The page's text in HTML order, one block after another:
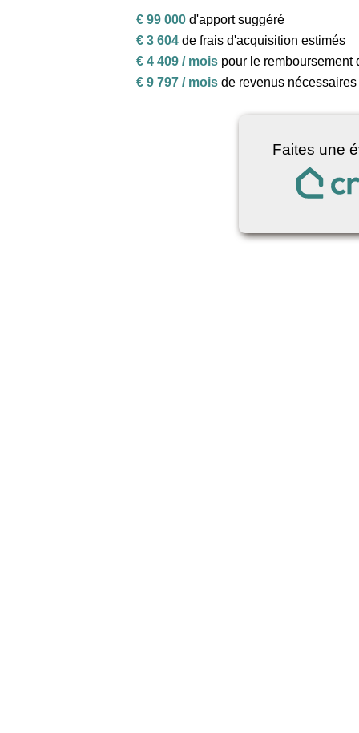
€ 99 000 d'apport suggéré
€ 3 604 de frais d'acquisition estimés
€ 4 409 / mois pour le remboursement
€ 9 797 / mois de revenus
Faites une